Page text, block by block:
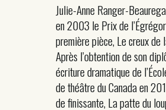
Julie-Anne Ranger-
en 2003 le Prix de
première pièce, Le creux de
Après l’obtention de son
écriture dramatique de
de théâtre du Canada en
de finissante, La patte du